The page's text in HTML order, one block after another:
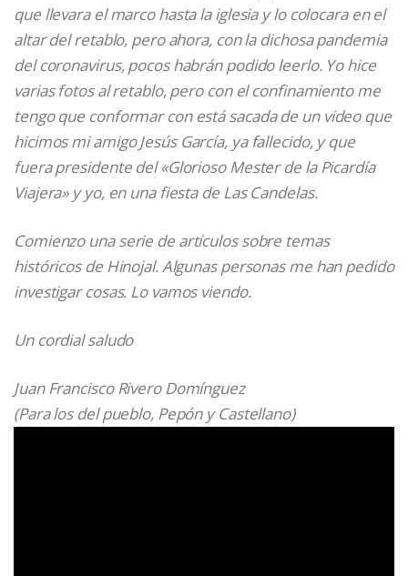
que llevara el marco hasta la iglesia y lo colocara en el
altar del retablo, pero ahora, con la dichosa pandemia
del coronavirus, pocos habrán podido leerlo. Yo hice
varias fotos al retablo, pero con el confinamiento me
tengo que conformar con está sacada de un video que
hicimos mi amigo Jesús García, ya fallecido, y que
fuera presidente del «Glorioso Mester de la Picardía
Viajera» y yo, en una fiesta de Las Candelas.
Comienzo una serie de artículos sobre temas
históricos de Hinojal. Algunas personas me han pedido
investigar cosas. Lo vamos viendo.
Un cordial saludo
Juan Francisco Rivero Domínguez
(Para los del pueblo, Pepón y Castellano)